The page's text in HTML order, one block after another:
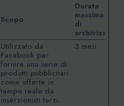
Scopo
Durata
massima
di
archiviazione
Utilizzato da
Facebook per
fornire una serie di
prodotti pubblicitari
come offerte in
tempo reale da
inserzionisti terzi.
3 mesi